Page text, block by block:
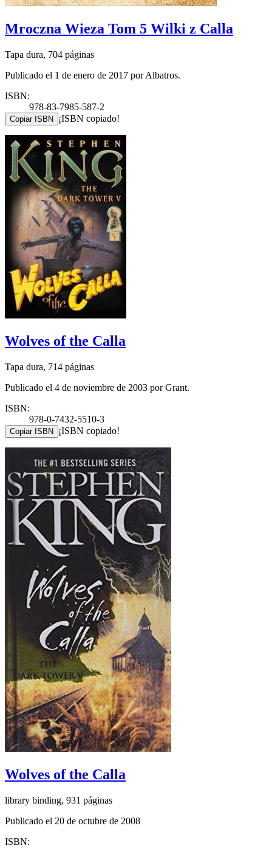
Mroczna Wieza Tom 5 Wilki z Calla
Tapa dura, 704 páginas
Publicado el 1 de enero de 2017 por Albatros.
ISBN:
978-83-7985-587-2
Copiar ISBN ¡ISBN copiado!
Wolves of the Calla
Tapa dura, 714 páginas
Publicado el 4 de noviembre de 2003 por Grant.
ISBN:
978-0-7432-5510-3
Copiar ISBN ¡ISBN copiado!
Wolves of the Calla
library binding, 931 páginas
Publicado el 20 de octubre de 2008
ISBN: